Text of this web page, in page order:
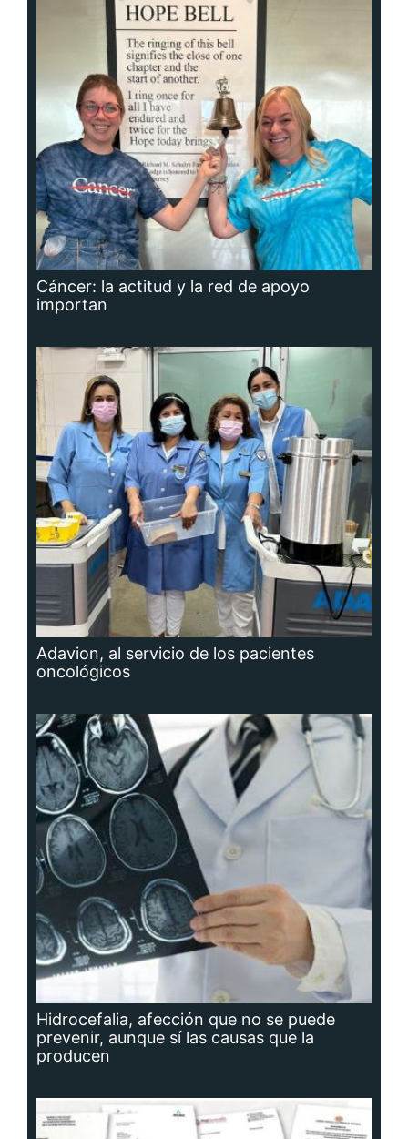
Cáncer: la actitud y la red de apoyo
importan
Adavion, al servicio de los pacientes
oncológicos
Hidrocefalia, afección que no se puede
prevenir, aunque sí las causas que la
producen